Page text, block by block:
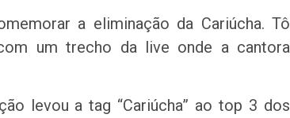
a eliminação da Cariúcha. Tô
um trecho da live onde a cantora
levou a tag “Cariúcha” ao top 3 dos